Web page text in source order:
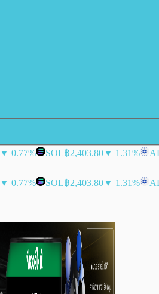
▼ 0.77% SOL฿2,403.80▼ 1.31%
▼ 0.77% SOL฿2,403.80▼ 1.31%